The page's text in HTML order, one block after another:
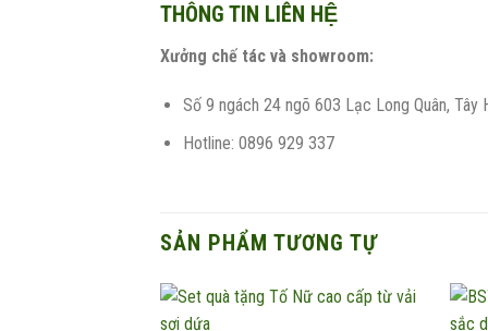
THÔNG TIN LIÊN HỆ
Xưởng chế tác và showroom:
Số 9 ngách 24 ngõ 603 Lạc Long Quân, Tây
Hotline: 0896 929 337
SẢN PHẨM TƯƠNG TỰ